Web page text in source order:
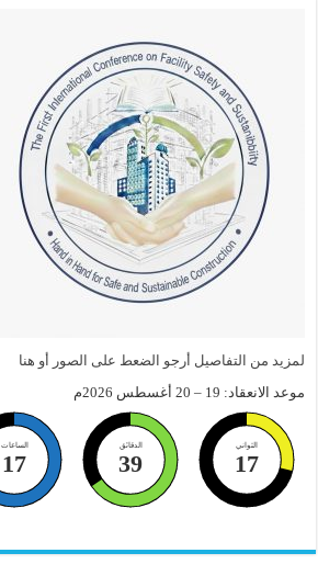
لمزيد من التفاصيل أرجو الضعط على الصور أو هنا
موعد الانعقاد: 19 – 20 أغسطس 2026م
الساعات
17
الدقائق
39
الثواني
16